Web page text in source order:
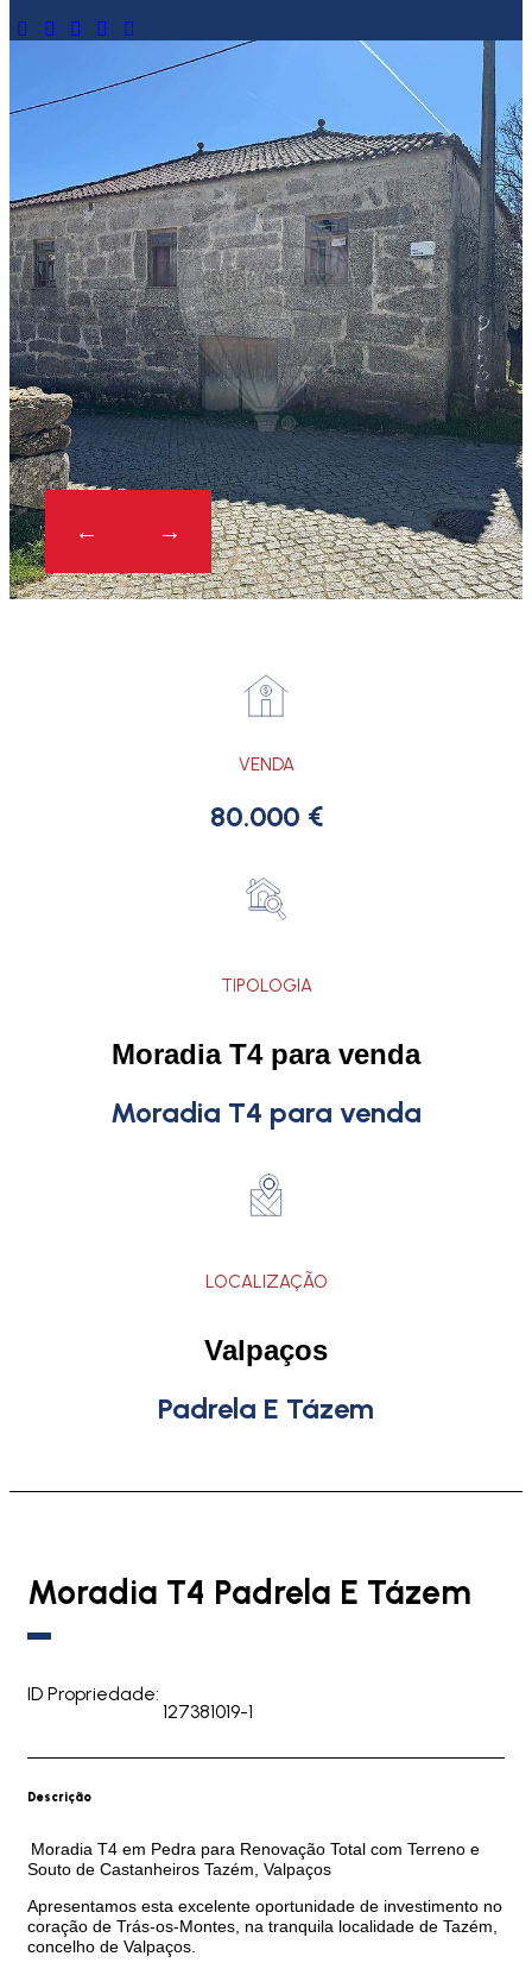
VENDA
80.000 €
TIPOLOGIA
Moradia T4 para venda
Moradia T4 para venda
LOCALIZAÇÃO
Valpaços
Padrela E Tázem
Moradia T4 Padrela E Tázem
ID Propriedade:
127381019-1
Descrição
Moradia T4 em Pedra para Renovação Total com Terreno e
Souto de Castanheiros Tazém, Valpaços
Apresentamos esta excelente oportunidade de investimento no
coração de Trás-os-Montes, na tranquila localidade de Tazém,
concelho de Valpaços.